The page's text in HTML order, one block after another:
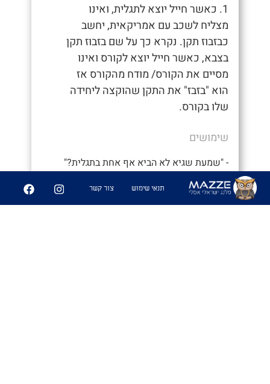
1. כאשר חייל יוצא לתגלית, ואינו
מצליח לשכב עם אמריקאית, יחשב
כבזבוז תקן. נקרא כך על שם בזבוז תקן
בצבא, כאשר חייל יוצא לקורס ואינו
מסיים את הקורס/ מודח מהקורס אז
הוא "בזבז" את התקן שהוקצה ליחידה
שלו בקורס.
שימושים
- "שמעת שגיא לא הביא אף אחת בתגלית?"
- "מה?? אני לא מאמין שנתנו לו לצאת
תנאי שימוש צור קשר